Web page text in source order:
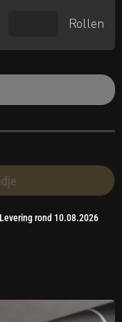
Rollen
Levering rond 10.08.2026